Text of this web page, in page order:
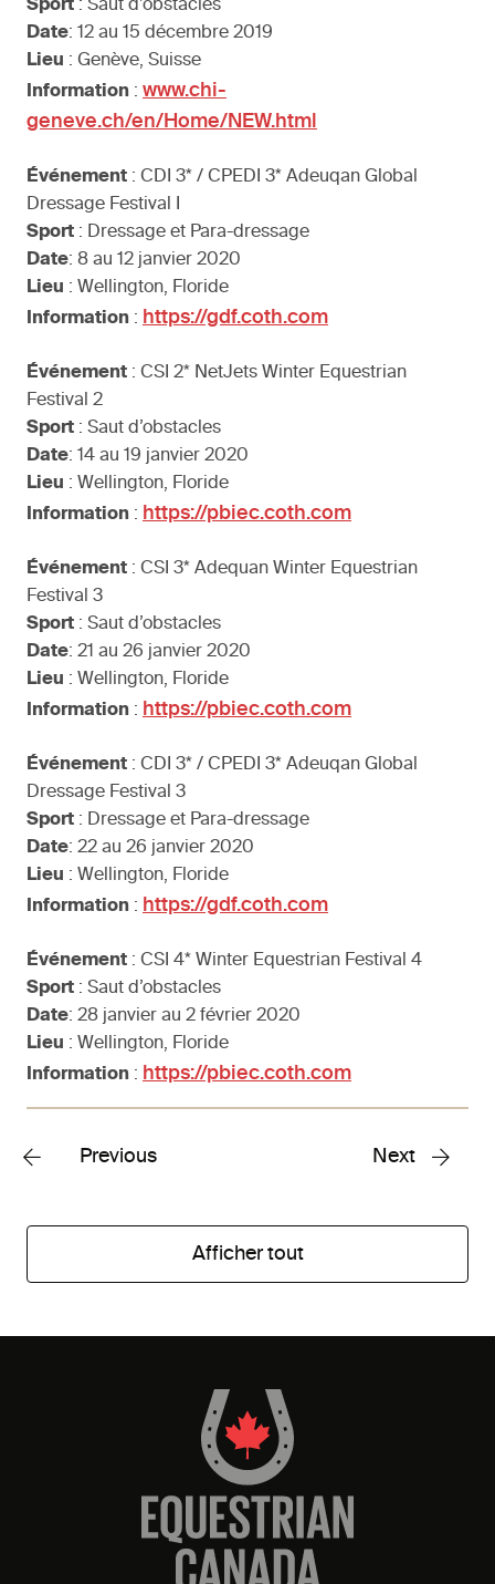
Sport : Saut d’obstacles
Date: 12 au 15 décembre 2019
Lieu : Genève, Suisse
Information : www.chi-
geneve.ch/en/Home/NEW.html
Événement : CDI 3* / CPEDI 3* Adeuqan Global
Dressage Festival I
Sport : Dressage et Para-dressage
Date: 8 au 12 janvier 2020
Lieu : Wellington, Floride
Information : https://gdf.coth.com
Événement : CSI 2* NetJets Winter Equestrian
Festival 2
Sport : Saut d’obstacles
Date: 14 au 19 janvier 2020
Lieu : Wellington, Floride
Information : https://pbiec.coth.com
Événement : CSI 3* Adequan Winter Equestrian
Festival 3
Sport : Saut d’obstacles
Date: 21 au 26 janvier 2020
Lieu : Wellington, Floride
Information : https://pbiec.coth.com
Événement : CDI 3* / CPEDI 3* Adeuqan Global
Dressage Festival 3
Sport : Dressage et Para-dressage
Date: 22 au 26 janvier 2020
Lieu : Wellington, Floride
Information : https://gdf.coth.com
Événement : CSI 4* Winter Equestrian Festival 4
Sport : Saut d’obstacles
Date: 28 janvier au 2 février 2020
Lieu : Wellington, Floride
Information : https://pbiec.coth.com
Previous Next
Afficher tout